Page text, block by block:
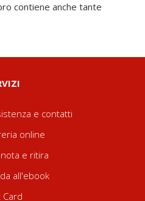
contiene anche tante
e contatti
online
e ritira
all'ebook
Card